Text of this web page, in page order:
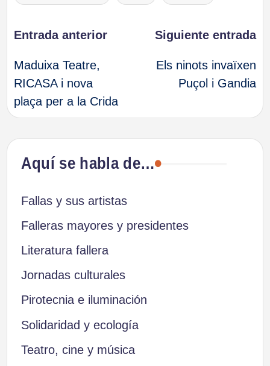
Navegación
de
entradas
Entrada anterior
Maduixa Teatre,
RICASA i nova
plaça per a la Crida
Siguiente entrada
Els ninots invaïxen
Puçol i Gandia
Aquí se habla de…
Fallas y sus artistas
Falleras mayores y presidentes
Literatura fallera
Jornadas culturales
Pirotecnia e iluminación
Solidaridad y ecología
Teatro, cine y música